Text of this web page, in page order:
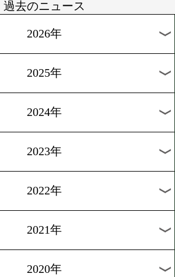
花形冴美「池山さんと4度
ない!」
[インタビュー]2019.9.3
池山直「決着をつける」
[インタビュー]2019.8.29
谷山佳菜子「自分を高めて
たい」
1